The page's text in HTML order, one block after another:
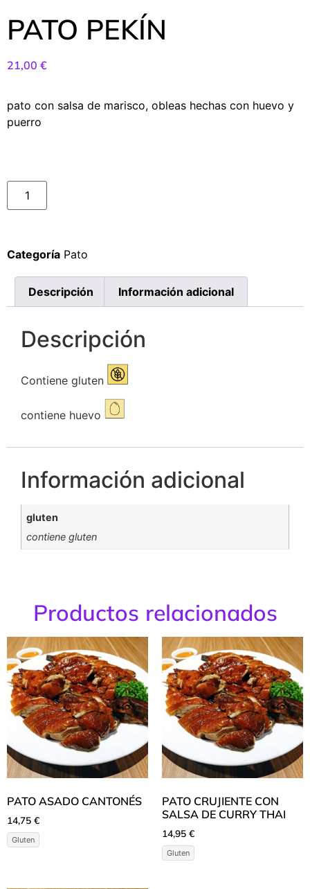
PATO PEKÍN
21,00 €
pato con salsa de marisco, obleas hechas con huevo y
puerro
Categoría Pato
Descripción Información adicional
Descripción
Contiene gluten
contiene huevo
Información adicional
gluten
contiene gluten
Productos relacionados
PATO ASADO CANTONÉS
14,75 €
Gluten
PATO CRUJIENTE CON
SALSA DE CURRY THAI
14,95 €
Gluten